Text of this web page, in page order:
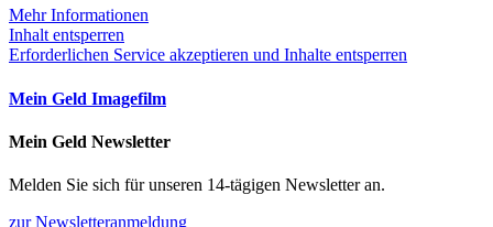
Mehr Informationen
Inhalt entsperren
Erforderlichen Service akzeptieren und Inhalte entsperren
Mein Geld Imagefilm
Mein Geld Newsletter
Melden Sie sich für unseren 14-tägigen Newsletter an.
zur Newsletteranmeldung